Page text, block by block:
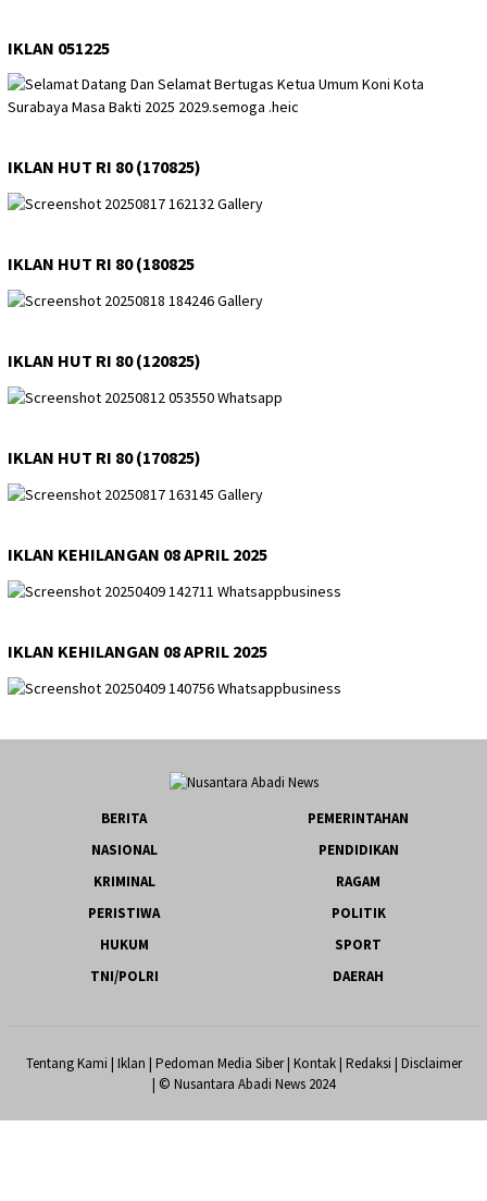
IKLAN 051225
IKLAN HUT RI 80 (170825)
IKLAN HUT RI 80 (180825
IKLAN HUT RI 80 (120825)
IKLAN HUT RI 80 (170825)
IKLAN KEHILANGAN 08 APRIL 2025
IKLAN KEHILANGAN 08 APRIL 2025
BERITA
PEMERINTAHAN
NASIONAL
PENDIDIKAN
KRIMINAL
RAGAM
PERISTIWA
POLITIK
HUKUM
SPORT
TNI/POLRI
DAERAH
Tentang Kami | Iklan | Pedoman Media Siber| Kontak| Redaksi | Disclaimer
| © Nusantara Abadi News 2024